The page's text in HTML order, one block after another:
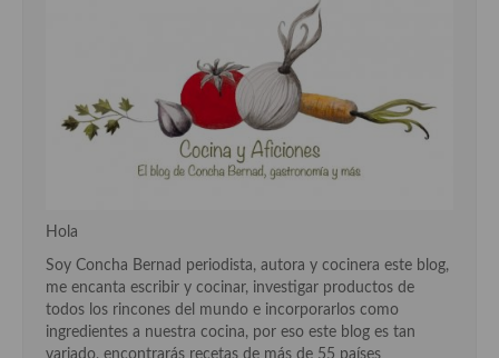
Hola
Soy Concha Bernad periodista, autora y cocinera este blog,
me encanta escribir y cocinar, investigar productos de
todos los rincones del mundo e incorporarlos como
ingredientes a nuestra cocina, por eso este blog es tan
variado, encontrarás recetas de más de 55 países